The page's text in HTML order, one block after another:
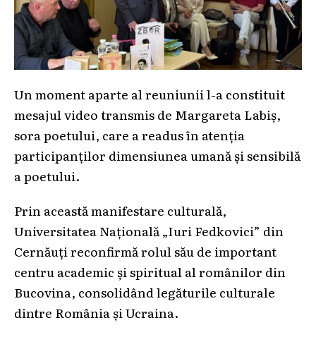
Un moment aparte al reuniunii l-a constituit
mesajul video transmis de Margareta Labiș,
sora poetului, care a readus în atenția
participanților dimensiunea umană și sensibilă
a poetului.
Prin această manifestare culturală,
Universitatea Națională „Iuri Fedkovici” din
Cernăuți reconfirmă rolul său de important
centru academic și spiritual al românilor din
Bucovina, consolidând legăturile culturale
dintre România și Ucraina.